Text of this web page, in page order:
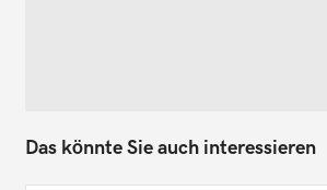
Das könnte Sie auch interessieren